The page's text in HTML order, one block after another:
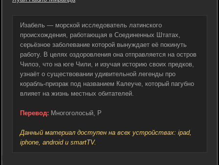
Изабель — морской исследователь латинского
происхождения, работающая в Соединенных Штатах,
серьёзное заболевание которой вынуждает её покинуть
работу. В целях оздоровления она отправляется на остров
Чилоэ, что на юге Чили, и изучая историю своих предков,
узнаёт о существовании удивительной легенды про
корабль-призрак под названием Калеуче, который пагубно
влияет на жизнь местных обитателей.
Перевод: Многоголосый, P
Данный материал доступен на всех устройствах: ipad,
iphone, android и smartTV.